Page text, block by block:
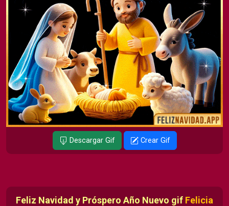
Descargar Gif Crear Gif
Feliz Navidad y Próspero Año Nuevo gif Felicia